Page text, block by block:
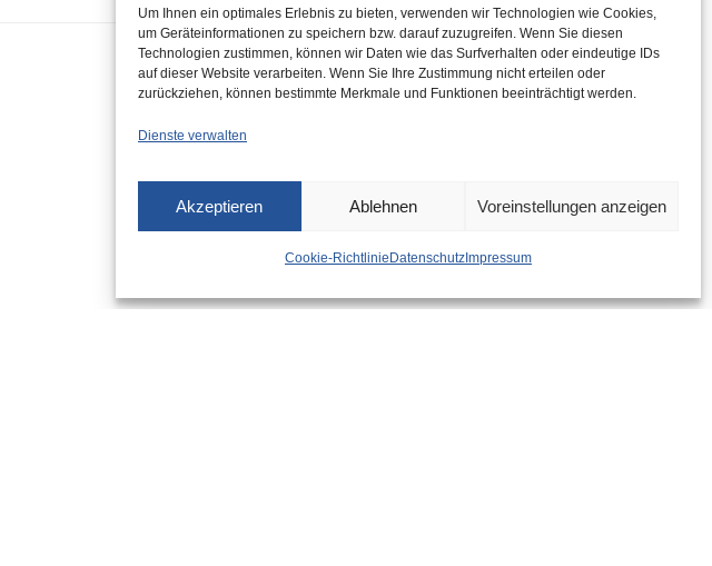
Um Ihnen ein optimales Erlebnis zu bieten, verwenden wir Technologien wie Cookies,
um Geräteinformationen zu speichern bzw. darauf zuzugreifen. Wenn Sie diesen
Technologien zustimmen, können wir Daten wie das Surfverhalten oder eindeutige IDs
auf dieser Website verarbeiten. Wenn Sie Ihre Zustimmung nicht erteilen oder
zurückziehen, können bestimmte Merkmale und Funktionen beeinträchtigt werden.
Dienste verwalten
Akzeptieren Ablehnen Voreinstellungen anzeigen
Cookie-Richtlinie DatenschutzImpressum